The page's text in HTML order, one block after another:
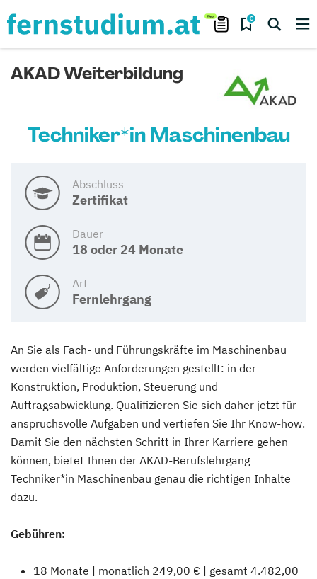
0
AKAD Weiterbildung
Techniker*in Maschinenbau
Abschluss
Zertifikat
Dauer
18 oder 24 Monate
Art
Fernlehrgang
An Sie als Fach- und Führungskräfte im Maschinenbau
werden vielfältige Anforderungen gestellt: in der
Konstruktion, Produktion, Steuerung und
Auftragsabwicklung. Qualifizieren Sie sich daher jetzt für
anspruchsvolle Aufgaben und vertiefen Sie Ihr Know-how.
Damit Sie den nächsten Schritt in Ihrer Karriere gehen
können, bietet Ihnen der AKAD-Berufslehrgang
Techniker*in Maschinenbau genau die richtigen Inhalte
dazu.
Gebühren:
18 Monate | monatlich 249,00 € | gesamt 4.482,00